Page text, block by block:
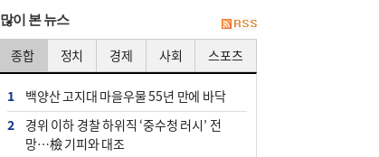
많이 본 뉴스
종합 정치 경제 사회 스포츠
1
백양산 고지대 마을우물 55년 만에 바닥
2
경위 이하 경찰 하위직 ‘중수청 러시’ 전
망…檢 기피와 대조